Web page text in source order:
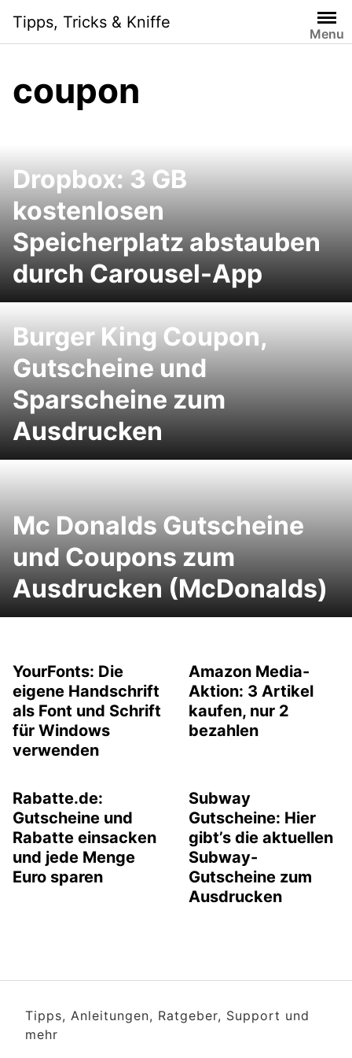
content
Tipps, Tricks & Kniffe
Menu
coupon
Dropbox: 3 GB
kostenlosen
Speicherplatz abstauben
durch Carousel-App
Burger King Coupon,
Gutscheine und
Sparscheine zum
Ausdrucken
Mc Donalds Gutscheine
und Coupons zum
Ausdrucken (McDonalds)
YourFonts: Die
eigene Handschrift
als Font und Schrift
für Windows
verwenden
Amazon Media-
Aktion: 3 Artikel
kaufen, nur 2
bezahlen
Rabatte.de:
Gutscheine und
Rabatte einsacken
und jede Menge
Euro sparen
Subway
Gutscheine: Hier
gibt’s die aktuellen
Subway-
Gutscheine zum
Ausdrucken
Tipps, Anleitungen, Ratgeber, Support und
mehr